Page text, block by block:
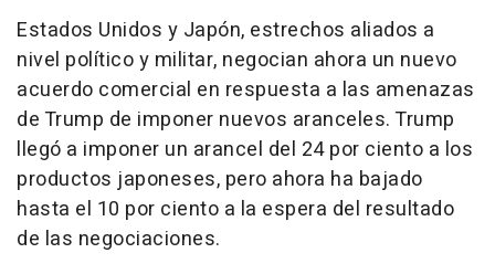
Estados Unidos y Japón, estrechos aliados a
nivel político y militar, negocian ahora un nuevo
acuerdo comercial en respuesta a las amenazas
de Trump de imponer nuevos aranceles. Trump
llegó a imponer un arancel del 24 por ciento a los
productos japoneses, pero ahora ha bajado
hasta el 10 por ciento a la espera del resultado
de las negociaciones.